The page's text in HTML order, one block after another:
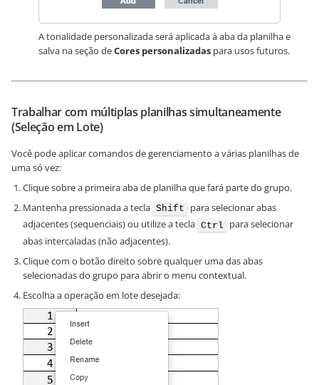
A tonalidade personalizada será aplicada à aba da planilha e
salva na seção deCores personalizadas para usos futuros.
Trabalhar com múltiplas planilhas simultaneamente
(Seleção em Lote)
Você pode aplicar comandos de gerenciamento a várias planilhas de
uma só vez:
Clique sobre a primeira aba de planilha que fará parte do grupo.
Mantenha pressionada a tecla Shift
para selecionar abas
adjacentes (sequenciais) ou utilize a tecla Ctrl
para selecionar
abas intercaladas (não adjacentes).
Clique com o botão direito sobre qualquer uma das abas
selecionadas do grupo para abrir o menu contextual.
Escolha a operação em lote desejada: